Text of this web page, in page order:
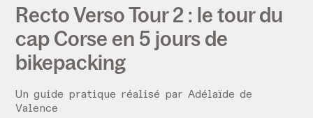
Recto Verso Tour 2 : le tour du
cap Corse en 5 jours de
bikepacking
Un guide pratique réalisé parAdélaïde de
Valence